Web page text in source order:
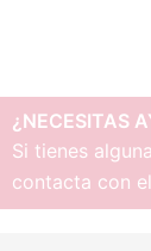
¿NECESITAS
Si tienes
contacta con